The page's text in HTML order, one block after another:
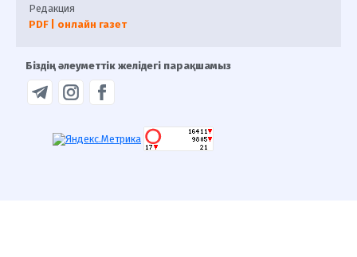
Редакция
PDF | онлайн газет
Біздің әлеуметтік желідегі парақшамыз